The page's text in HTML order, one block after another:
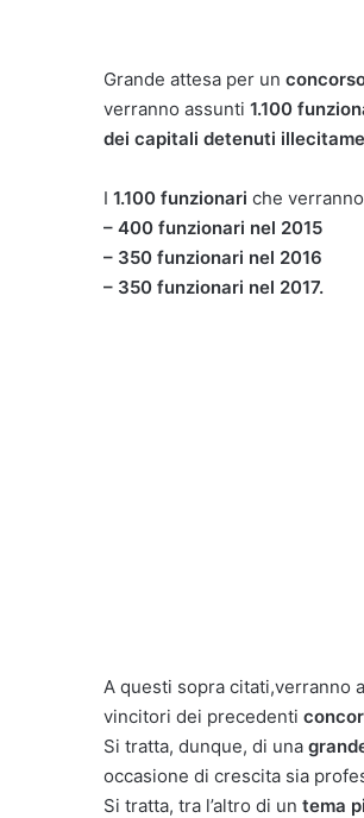
Grande attesa per un
verranno assunti 1.100
dei capitali detenuti
I 1.100 funzionari che
– 400 funzionari nel 2015
– 350 funzionari nel 2016
– 350 funzionari nel 2017.
A questi sopra citati,verranno
vincitori dei precedenti
Si tratta, dunque, di una
occasione di crescita sia
Si tratta, tra l’altro di un tema